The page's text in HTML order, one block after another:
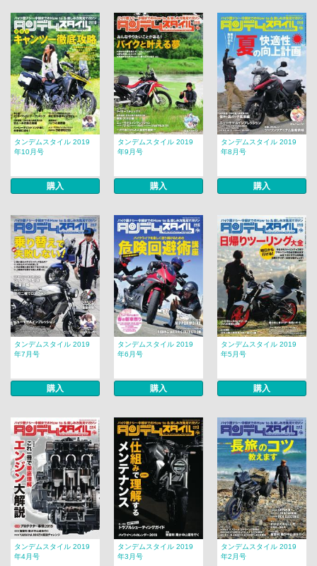
タンデムスタイル 2019
年10月号
購入
タンデムスタイル 2019
年9月号
購入
タンデムスタイル 2019
年8月号
購入
タンデムスタイル 2019
年7月号
購入
タンデムスタイル 2019
年6月号
購入
タンデムスタイル 2019
年5月号
購入
タンデムスタイル 2019
年4月号
タンデムスタイル 2019
年3月号
タンデムスタイル 2019
年2月号